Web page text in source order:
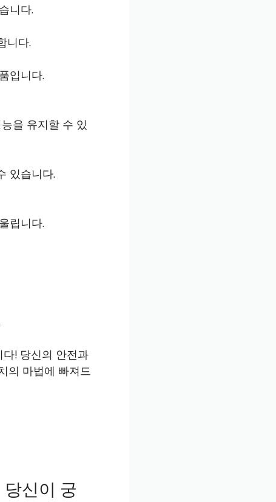
니다.
니다.
입니다.
을 유지할 수 있
있습니다.
립니다.
! 당신의 안전과
의 마법에 빠져드
신이 궁